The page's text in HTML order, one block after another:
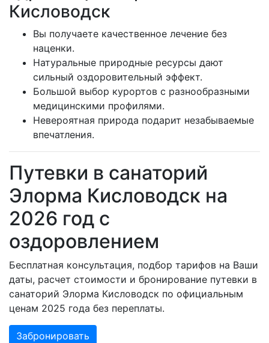
Кисловодск
Вы получаете качественное лечение без
наценки.
Натуральные природные ресурсы дают
сильный оздоровительный эффект.
Большой выбор курортов с разнообразными
медицинскими профилями.
Невероятная природа подарит незабываемые
впечатления.
Путевки в санаторий
Элорма Кисловодск на
2026 год с
оздоровлением
Бесплатная консультация, подбор тарифов на Ваши
даты, расчет стоимости и бронирование путевки в
санаторий Элорма Кисловодск по официальным
ценам 2025 года без переплаты.
Забронировать